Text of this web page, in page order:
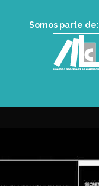
Somos parte de: